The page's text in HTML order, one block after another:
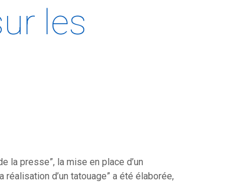
les
la presse”, la mise en place d’un
d’un tatouage” a été élaborée,